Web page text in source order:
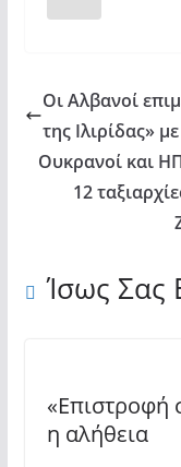
Οι Αλβανοί
της Ιλιρίδας»
Ουκρανοί και
12
Ίσως Σας
«Επιστροφή
η αλήθεια